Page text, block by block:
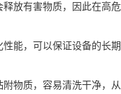
放有害物质，因此在高危
能，可以保证设备的长期
物质，容易清洗干净，从